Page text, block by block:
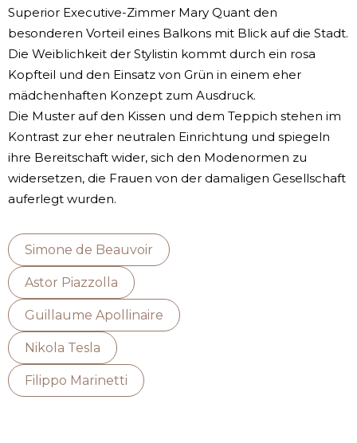
Superior Executive-Zimmer Mary Quant den
besonderen Vorteil eines Balkons mit Blick auf die Stadt.
Die Weiblichkeit der Stylistin kommt durch ein rosa
Kopfteil und den Einsatz von Grün in einem eher
mädchenhaften Konzept zum Ausdruck.
Die Muster auf den Kissen und dem Teppich stehen im
Kontrast zur eher neutralen Einrichtung und spiegeln
ihre Bereitschaft wider, sich den Modenormen zu
widersetzen, die Frauen von der damaligen Gesellschaft
auferlegt wurden.
Simone de Beauvoir
Astor Piazzolla
Guillaume Apollinaire
Nikola Tesla
Filippo Marinetti